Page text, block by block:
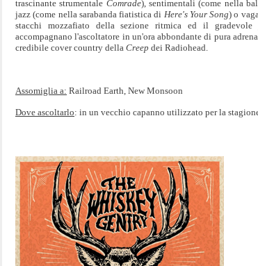
trascinante strumentale Comrade), sentimentali (come nella
jazz (come nella sarabanda fiatistica di Here's Your Song) o
stacchi mozzafiato della sezione ritmica ed il gradevole
accompagnano l'ascoltatore in un'ora abbondante di pura
credibile cover country della Creep dei Radiohead.
Assomiglia a: Railroad Earth, New Monsoon
Dove ascoltarlo: in un vecchio capanno utilizzato per la